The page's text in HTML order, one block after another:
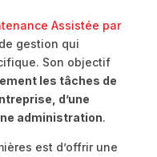
Assistée par
gestion qui
Son objectif
les tâches de
d’une
administration.
est d’offrir une